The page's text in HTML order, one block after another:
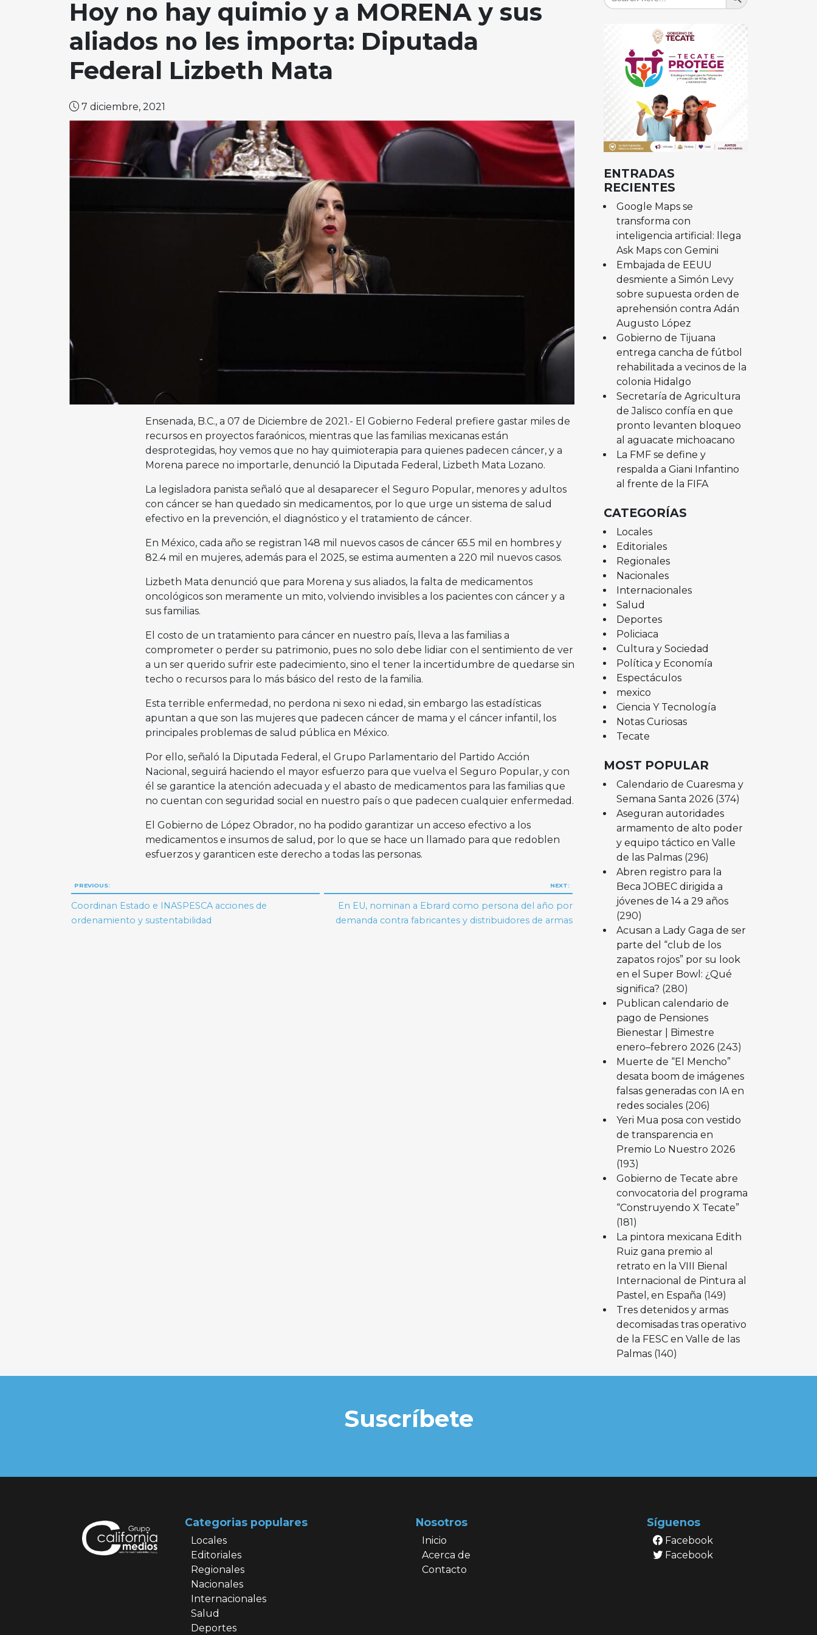
Hoy no hay quimio y a MORENA y sus
aliados no les importa: Diputada
Federal Lizbeth Mata
7 diciembre, 2021
Ensenada, B.C., a 07 de Diciembre de 2021.- El Gobierno Federal prefiere gastar miles de
recursos en proyectos faraónicos, mientras que las familias mexicanas están
desprotegidas, hoy vemos que no hay quimioterapia para quienes padecen cáncer, y a
Morena parece no importarle, denunció la Diputada Federal, Lizbeth Mata Lozano.
La legisladora panista señaló que al desaparecer el Seguro Popular, menores y adultos
con cáncer se han quedado sin medicamentos, por lo que urge un sistema de salud
efectivo en la prevención, el diagnóstico y el tratamiento de cáncer.
En México, cada año se registran 148 mil nuevos casos de cáncer 65.5 mil en hombres y
82.4 mil en mujeres, además para el 2025, se estima aumenten a 220 mil nuevos casos.
Lizbeth Mata denunció que para Morena y sus aliados, la falta de medicamentos
oncológicos son meramente un mito, volviendo invisibles a los pacientes con cáncer y a
sus familias.
El costo de un tratamiento para cáncer en nuestro país, lleva a las familias a
comprometer o perder su patrimonio, pues no solo debe lidiar con el sentimiento de ver
a un ser querido sufrir este padecimiento, sino el tener la incertidumbre de quedarse sin
techo o recursos para lo más básico del resto de la familia.
Esta terrible enfermedad, no perdona ni sexo ni edad, sin embargo las estadísticas
apuntan a que son las mujeres que padecen cáncer de mama y el cáncer infantil, los
principales problemas de salud pública en México.
Por ello, señaló la Diputada Federal, el Grupo Parlamentario del Partido Acción
Nacional, seguirá haciendo el mayor esfuerzo para que vuelva el Seguro Popular, y con
él se garantice la atención adecuada y el abasto de medicamentos para las familias que
no cuentan con seguridad social en nuestro país o que padecen cualquier enfermedad.
El Gobierno de López Obrador, no ha podido garantizar un acceso efectivo a los
medicamentos e insumos de salud, por lo que se hace un llamado para que redoblen
esfuerzos y garanticen este derecho a todas las personas.
Navegación
de
PREVIOUS:
Coordinan Estado e INASPESCA acciones de
ordenamiento y sustentabilidad
NEXT:
En EU, nominan a Ebrard como persona del año por
demanda contra fabricantes y distribuidores de armas
ENTRADAS
RECIENTES
Google Maps se
transforma con
inteligencia artificial: llega
Ask Maps con Gemini
Embajada de EEUU
desmiente a Simón Levy
sobre supuesta orden de
aprehensión contra Adán
Augusto López
Gobierno de Tijuana
entrega cancha de fútbol
rehabilitada a vecinos de la
colonia Hidalgo
Secretaría de Agricultura
de Jalisco confía en que
pronto levanten bloqueo
al aguacate michoacano
La FMF se define y
respalda a Giani Infantino
al frente de la FIFA
CATEGORÍAS
Locales
Editoriales
Regionales
Nacionales
Internacionales
Salud
Deportes
Policiaca
Cultura y Sociedad
Política y Economía
Espectáculos
mexico
Ciencia Y Tecnología
Notas Curiosas
Tecate
MOST POPULAR
Calendario de Cuaresma y
Semana Santa 2026 (374)
Aseguran autoridades
armamento de alto poder
y equipo táctico en Valle
de las Palmas (296)
Abren registro para la
Beca JOBEC dirigida a
jóvenes de 14 a 29 años
(290)
Acusan a Lady Gaga de ser
parte del “club de los
zapatos rojos” por su look
en el Super Bowl: ¿Qué
significa? (280)
Publican calendario de
pago de Pensiones
Bienestar | Bimestre
enero–febrero 2026 (243)
Muerte de “El Mencho”
desata boom de imágenes
falsas generadas con IA en
redes sociales (206)
Yeri Mua posa con vestido
de transparencia en
Premio Lo Nuestro 2026
(193)
Gobierno de Tecate abre
convocatoria del programa
“Construyendo X Tecate”
(181)
La pintora mexicana Edith
Ruiz gana premio al
retrato en la VIII Bienal
Internacional de Pintura al
Pastel, en España (149)
Tres detenidos y armas
decomisadas tras operativo
de la FESC en Valle de las
Palmas (140)
Suscríbete
Categorias populares
Locales
Editoriales
Regionales
Nacionales
Internacionales
Salud
Deportes
Nosotros
Inicio
Acerca de
Contacto
Síguenos
Facebook
Facebook